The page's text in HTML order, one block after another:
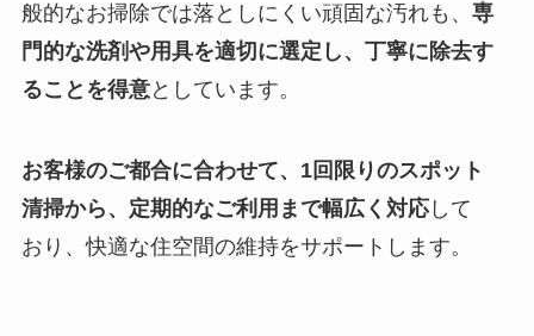
般的なお掃除では落としにくい頑固な汚れも、 専
門的な洗剤や用具を適切に選定し、丁寧に除去す
ることを得意としています。
お客様のご都合に合わせて、1回限りのスポット
清掃から、定期的なご利用まで幅広く対応して
おり、快適な住空間の維持をサポートします。